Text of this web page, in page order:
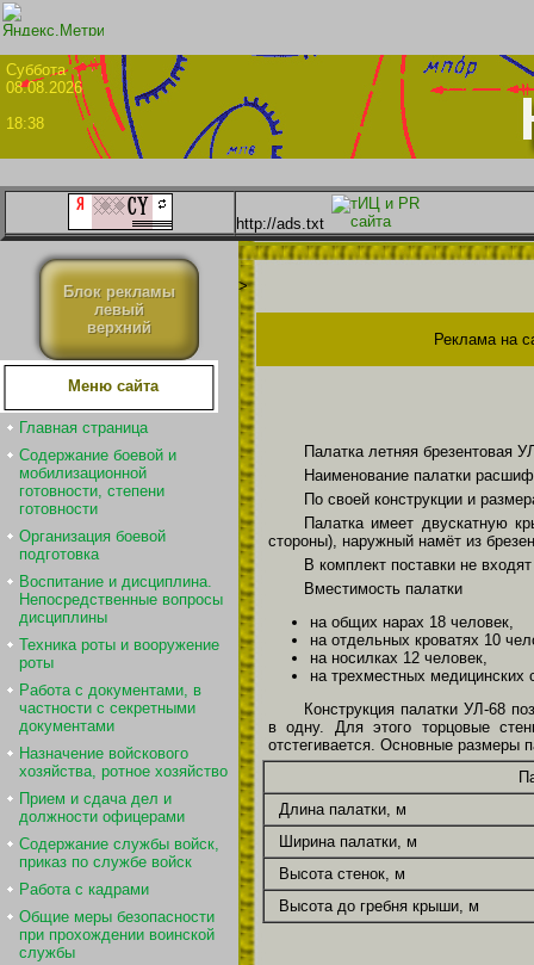
08.08.2026
18:38
http://ads.txt
Блок рекламы
левый
верхний
Меню сайта
Главная страница
Содержание боевой и
мобилизационной
готовности, степени
готовности
Организация боевой
подготовка
Воспитание и дисциплина.
Непосредственные вопросы
дисциплины
Техника роты и вооружение
роты
Работа с документами, в
частности с секретными
документами
Назначение войскового
хозяйства, ротное хозяйство
Прием и сдача дел и
должности офицерами
Содержание службы войск,
приказ по службе войск
Работа с кадрами
Общие меры безопасности
при прохождении воинской
службы
>
Реклама на
Палатка летняя брезентовая
Наименование палатки
По своей конструкции и
Палатка имеет двускатную
стороны), наружный намёт из
В комплект поставки не
Вместимость палатки
на общих нарах 18 человек,
на отдельных кроватях 10
на носилках 12 человек,
на трехместных медицинских
Конструкция палатки УЛ-68
в одну. Для этого торцовые
отстегивается. Основные размеры
Длина палатки, м
Ширина палатки, м
Высота стенок, м
Высота до гребня крыши, м